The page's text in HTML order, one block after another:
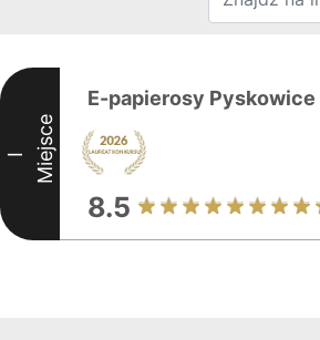
I Miejsce
E-papierosy Pyskowice
8.5